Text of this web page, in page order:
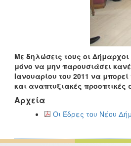
Με δηλώσεις τους οι Δήμαρχοι
μόνο να μην παρουσιάσει
Ιανουαρίου του 2011 να
και αναπτυξιακές προοπτικές
Αρχεία
Οι Έδρες του Νέου